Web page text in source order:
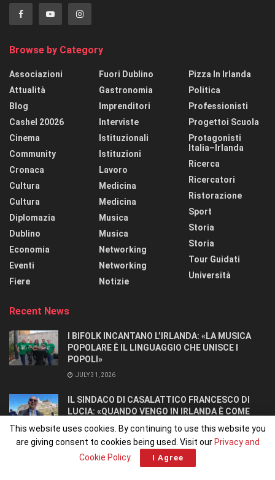
Browse by Category
Associazioni
Attualità
Blog
Cashel 20026
Cinema
Community
Cronaca
Cultura
Cultura
Diplomazia
Dublino
Economia
Eventi
Fiere
Fuori Dublino
Gastronomia
Imprenditori
Interviste
Istituzionali
Istituzioni
Lavoro
Medicina
Medicina
Musica
Musica
Networking
Networking
Notizie
Pizza In Irlanda
Politica
Professionisti
Progettoi Scuola
Protagonisti
Italia–Irlanda
Ricerca
Ricercatori
Ristorazione
Sport
Storia
Storia
Tour Guidati
Università
Recent News
I BIFOLK INCANTANO L’IRLANDA: «LA MUSICA
POPOLARE È IL LINGUAGGIO CHE UNISCE I
POPOLI»
JULY 31, 2026
IL SINDACO DI CASALATTICO FRANCESCO DI
LUCIA: «QUANDO VENGO IN IRLANDA È COME
TORNARE A CASA».
JULY 27, 2026
This website uses cookies. By continuing to use this website you
are giving consent to cookies being used. Visit our Privacy and
Cookie Policy. I Agree